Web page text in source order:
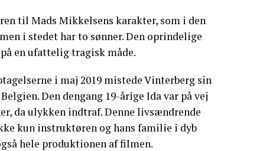
til Mads Mikkelsens karakter, som i den
i stedet har to sønner. Den oprindelige
en ufattelig tragisk måde.
i maj 2019 mistede Vinterberg sin
Den dengang 19-årige Ida var på vej
da ulykken indtraf. Denne livsændrende
kun instruktøren og hans familie i dyb
hele produktionen af filmen.